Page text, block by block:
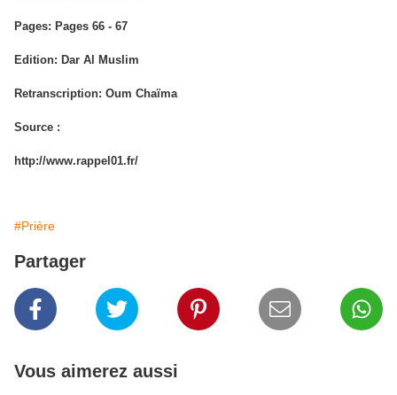
Pages: Pages 66 - 67
Edition: Dar Al Muslim
Retranscription: Oum Chaïma
Source :
http://www.rappel01.fr/
#Prière
Partager
Vous aimerez aussi